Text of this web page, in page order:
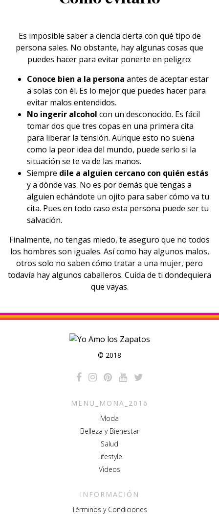
Es imposible saber a ciencia cierta con qué tipo de
persona sales. No obstante, hay algunas cosas que
puedes hacer para evitar ponerte en peligro:
Conoce bien a la persona antes de aceptar estar
a solas con él. Es lo mejor que puedes hacer para
evitar malos entendidos.
No ingerir alcohol con un desconocido. Es fácil
tomar dos que tres copas en una primera cita
para liberar la tensión. Aunque esto no suena
como la peor idea del mundo, puede serlo si la
situación se te va de las manos.
Siempre dile a alguien cercano con quién estás
y a dónde vas. No es por demás que tengas a
alguien echándote un ojito para saber cómo va tu
cita. Pues en todo caso esta persona puede ser tu
salvación.
Finalmente, no tengas miedo, te aseguro que no todos
los hombres son iguales. Así como hay algunos malos,
otros solo no saben cómo tratar a una mujer, pero
todavía hay algunos caballeros. Cuida de ti dondequiera
que vayas.
© 2018
MENU_MONA_2016
Moda
Belleza y Bienestar
Salud
Lifestyle
Videos
INFORMACIÓN
Términos y Condiciones